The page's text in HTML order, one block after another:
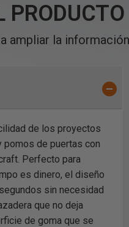
PRODUCTO
ampliar la información
de los proyectos
pomos de puertas con
Perfecto para
es dinero, el diseño
sin necesidad
que no deja
de goma que se